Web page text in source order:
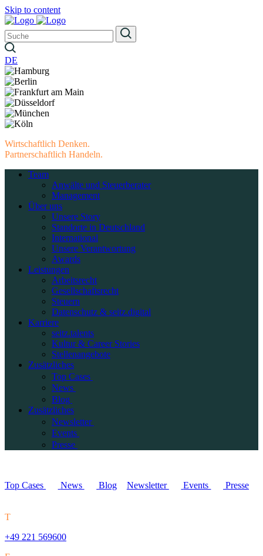
Skip to content
DE
Wirtschaftlich Denken.
Partnerschaftlich Handeln.
Team
Anwälte und Steuerberater
Management
Über uns
Unsere Story
Standorte in Deutschland
International
Unsere Verantwortung
Awards
Leistungen
Arbeitsrecht
Gesellschaftsrecht
Steuern
Datenschutz & seitz.digital
Karriere
seitz.talents
Kultur & Career Stories
Stellenangebote
Zusätzliches
Top Cases
News
Blog
Zusätzliches
Newsletter
Events
Presse
Top Cases News Blog Newsletter Events Presse
T
+49 221 569600